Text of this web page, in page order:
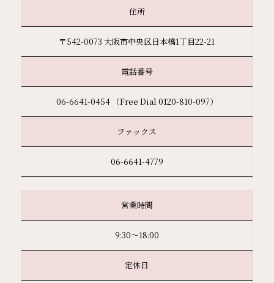
住所
〒542-0073 大阪市中央区日本橋1丁目22-21
電話番号
06-6641-0454 （Free Dial 0120-810-097）
ファックス
06-6641-4779
営業時間
9:30〜18:00
定休日